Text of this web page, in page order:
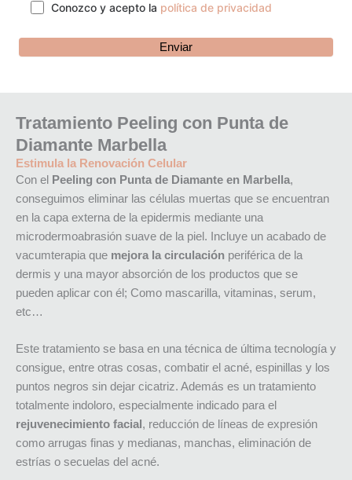
Conozco y acepto la política de privacidad
Tratamiento Peeling con Punta de
Diamante Marbella
Estimula la Renovación Celular
Con el
Peeling con Punta de Diamante en Marbella,
conseguimos eliminar las células muertas que se encuentran
en la capa externa de la epidermis mediante una
microdermoabrasión suave de la piel. Incluye un acabado de
vacumterapia que mejora la circulación periférica de la
dermis y una mayor absorción de los productos que se
pueden aplicar con él; Como mascarilla, vitaminas, serum,
etc…
Este tratamiento se basa en una técnica de última tecnología y
consigue, entre otras cosas, combatir el acné, espinillas y los
puntos negros sin dejar cicatriz. Además es un tratamiento
totalmente indoloro, especialmente indicado para el
rejuvenecimiento facial , reducción de líneas de expresión
como arrugas finas y medianas, manchas, eliminación de
estrías o secuelas del acné.